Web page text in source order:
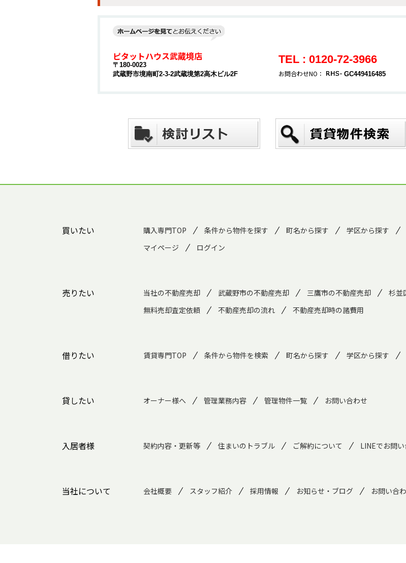
ピタットハウス武蔵境店
〒180-0023
武蔵野市境南町2-3-2武蔵境第2高木ビル2F
TEL : 0120-72-3966
お問合わせNO： GC449416485
買いたい 購入専門TOP 条件から物件を探す 町名から探す 学区から探す
マイページ
ログイン
売りたい 当社の不動産売却 武蔵野市の不動産売却 三鷹市の不動産売却 杉並
無料売却査定依頼
不動産売却の流れ 不動産売却時の諸費用
借りたい 賃貸専門TOP 条件から物件を検索 町名から探す 学区から探す
貸したい オーナー様へ 管理業務内容 管理物件一覧 お問い合わせ
入居者様 契約内容・更新等 住まいのトラブル ご解約について LINEでお問
当社について 会社概要 スタッフ紹介 採用情報 お知らせ・ブログ お問い合